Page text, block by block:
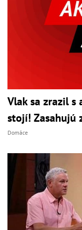
Vlak sa zrazil
stojí! Zasahujú
Domáce